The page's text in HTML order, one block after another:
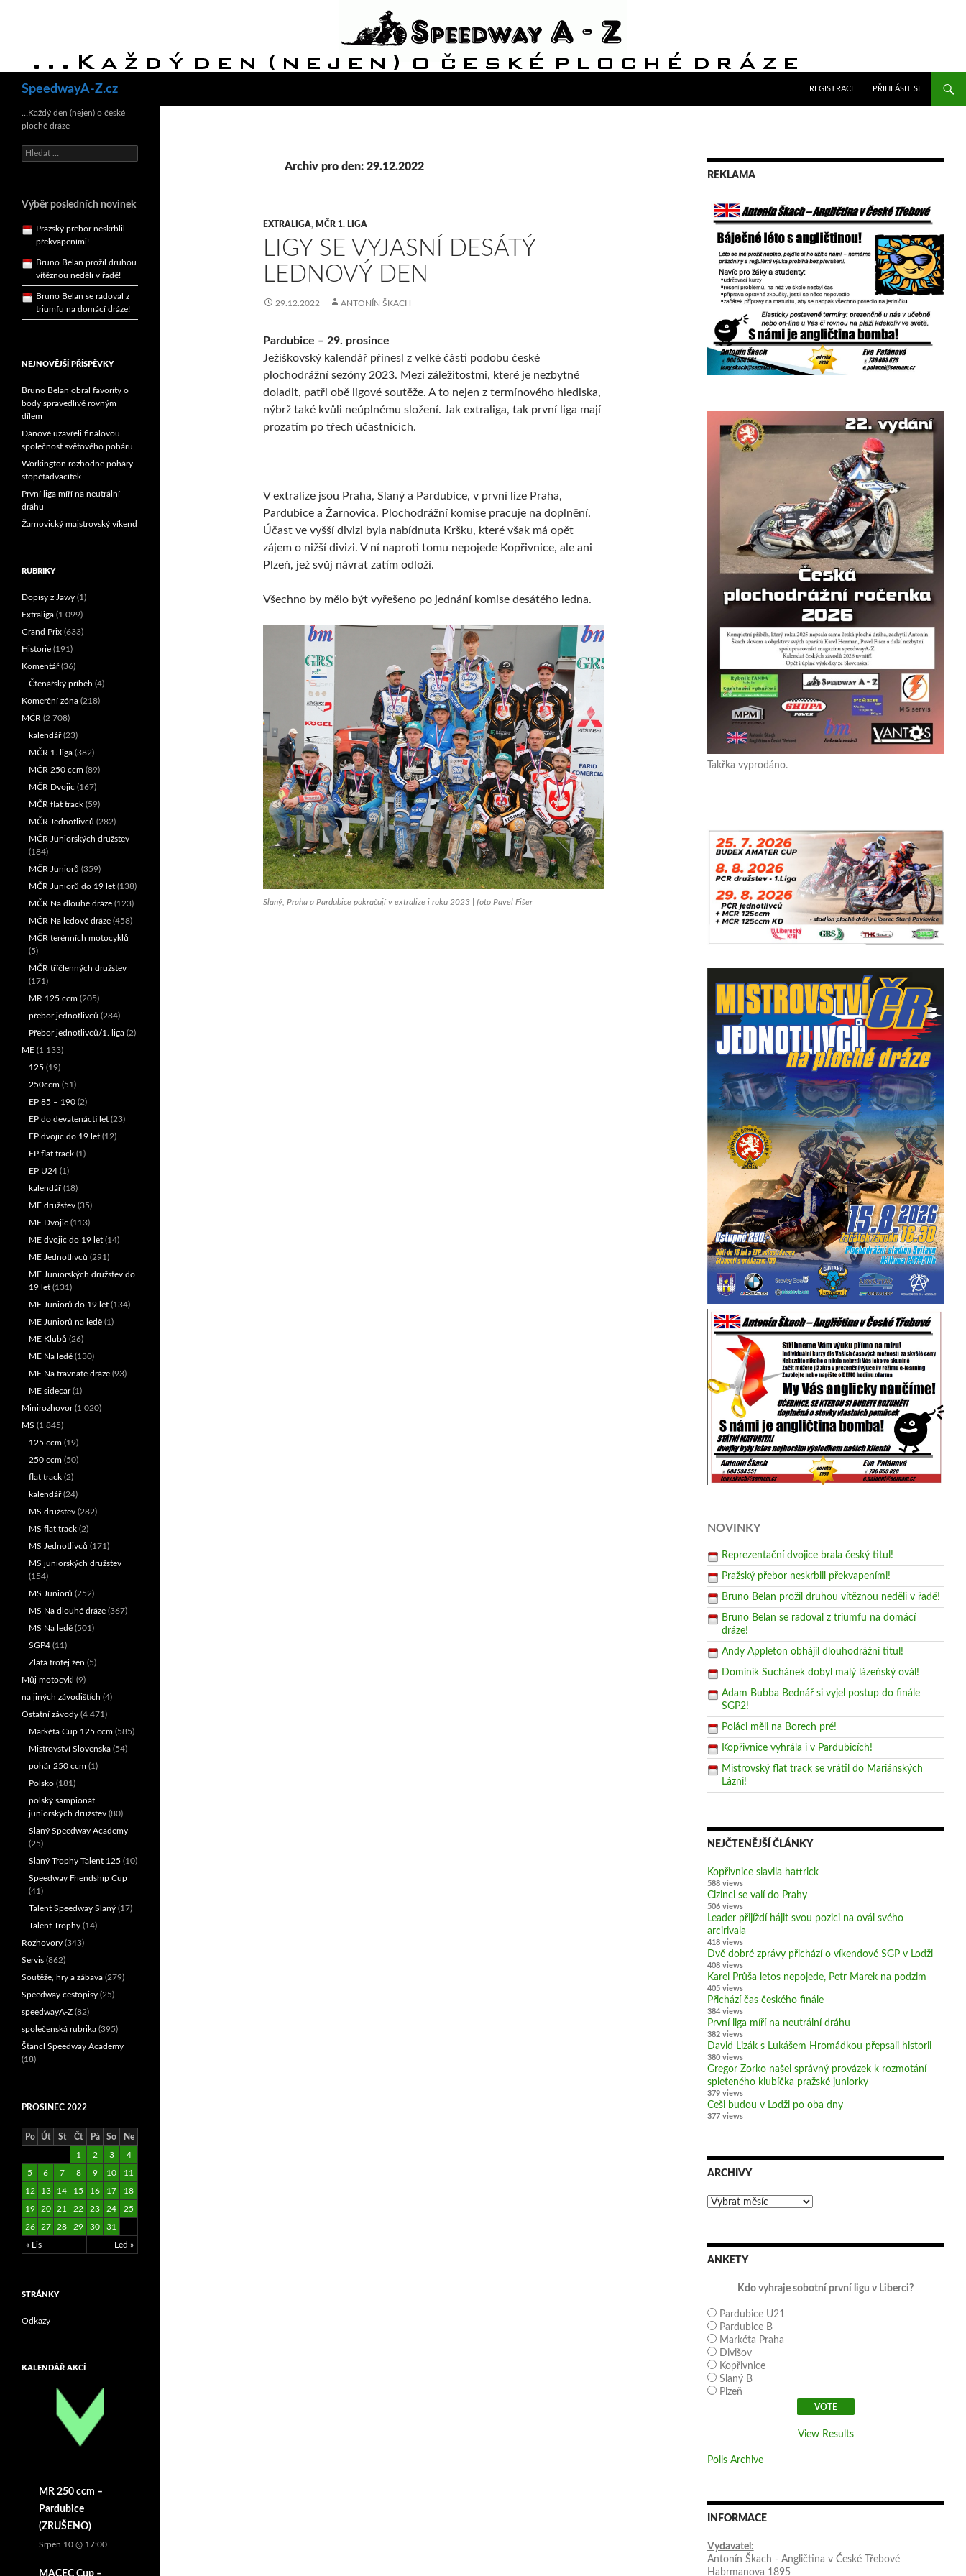
SpeedwayA-Z.cz
REGISTRACE
PŘIHLÁSIT SE
Archiv pro den: 29.12.2022
EXTRALIGA, MČR 1. LIGA
LIGY SE VYJASNÍ DESÁTÝ
LEDNOVÝ DEN
29.12.2022 ANTONÍN ŠKACH
Pardubice – 29. prosince
Ježíškovský kalendář přinesl z velké části podobu české
plochodrážní sezóny 2023. Mezi záležitostmi, které je nezbytné
doladit, patři obě ligové soutěže. A to nejen z termínového hlediska,
nýbrž také kvůli neúplnému složení. Jak extraliga, tak první liga mají
prozatím po třech účastnících.
V extralize jsou Praha, Slaný a Pardubice, v první lize Praha,
Pardubice a Žarnovica. Plochodrážní komise pracuje na doplnění.
Účast ve vyšší divizi byla nabídnuta Kršku, které však má opět
zájem o nižší divizi. V ní naproti tomu nepojede Kopřivnice, ale ani
Plzeň, jež svůj návrat zatím odloží.
Všechno by mělo být vyřešeno po jednání komise desátého ledna.
Slaný, Praha a Pardubice pokračují v extralize i roku 2023 | foto Pavel Fišer
REKLAMA
Takřka vyprodáno.
NOVINKY
Reprezentační dvojice brala český titul!
Pražský přebor neskrblil překvapeními!
Bruno Belan prožil druhou vítěznou neděli v řadě!
Bruno Belan se radoval z triumfu na domácí
dráze!
Andy Appleton obhájil dlouhodrážní titul!
Dominik Suchánek dobyl malý lázeňský ovál!
Adam Bubba Bednář si vyjel postup do finále
SGP2!
Poláci měli na Borech pré!
Kopřivnice vyhrála i v Pardubicích!
Mistrovský flat track se vrátil do Mariánských
Lázní!
NEJČTENĚJŠÍ ČLÁNKY
Kopřivnice slavila hattrick
588 views
Cizinci se valí do Prahy
506 views
Leader přijíždí hájit svou pozici na ovál svého
arcirivala
418 views
Dvě dobré zprávy přichází o víkendové SGP v Lodži
408 views
Karel Průša letos nepojede, Petr Marek na podzim
405 views
Přichází čas českého finále
384 views
První liga míří na neutrální dráhu
382 views
David Lizák s Lukášem Hromádkou přepsali historii
380 views
Gregor Zorko našel správný provázek k rozmotání
spleteného klubíčka pražské juniorky
379 views
Češi budou v Lodži po oba dny
377 views
ARCHIVY
Archivy
ANKETY
Kdo vyhraje sobotní první ligu v Liberci?
Pardubice U21
Pardubice B
Markéta Praha
Divišov
Kopřivnice
Slaný B
Plzeň
View Results
Polls Archive
INFORMACE
Vydavatel:
Antonín Škach - Angličtina v České Třebové
Habrmanova 1895
…Každý den (nejen) o české
ploché dráze
Vyhledávání
Výběr posledních novinek
triumfu na domácí dráze!
dlouhodrážní titul!
Pražský přebor neskrblil
Bruno Belan prožil druhou
Bruno Belan se radoval z
Andy Appleton obhájil
NEJNOVĚJŠÍ PŘÍSPĚVKY
Bruno Belan obral favority o
body spravedlivě rovným
dílem
Dánové uzavřeli finálovou
společnost světového poháru
Workington rozhodne poháry
stopětadvacítek
První liga míří na neutrální
dráhu
Žarnovický majstrovský víkend
RUBRIKY
Dopisy z Jawy (1)
Extraliga (1 099)
Grand Prix (633)
Historie (191)
Komentář(36)
Čtenářský příběh (4)
Komerční zóna (218)
MČR (2 708)
kalendář(23)
MČR 1. liga (382)
MČR 250 ccm (89)
MČR Dvojic (167)
MČR flat track (59)
MČR Jednotlivců (282)
MČR Juniorských družstev
(184)
MČR Juniorů (359)
MČR Juniorů do 19 let (138)
MČR Na dlouhé dráze (123)
MČR Na ledové dráze (458)
MČR terénních motocyklů
(5)
MČR tříčlenných družstev
(171)
MR 125 ccm (205)
přebor jednotlivců (284)
Přebor jednotlivců/1. liga (2)
ME (1 133)
125 (19)
250ccm (51)
EP 85 – 190 (2)
EP do devatenácti let (23)
EP dvojic do 19 let (12)
EP flat track (1)
EP U24 (1)
kalendář(18)
ME družstev (35)
ME Dvojic (113)
ME dvojic do 19 let (14)
ME Jednotlivců (291)
ME Juniorských družstev do
19 let (131)
ME Juniorů do 19 let (134)
ME Juniorů na ledě (1)
ME Klubů (26)
ME Na ledě (130)
ME Na travnaté dráze (93)
ME sidecar(1)
Minirozhovor(1 020)
MS (1 845)
125 ccm (19)
250 ccm (50)
flat track (2)
kalendář(24)
MS družstev (282)
MS flat track (2)
MS Jednotlivců (171)
MS juniorských družstev
(154)
MS Juniorů (252)
MS Na dlouhé dráze (367)
MS Na ledě (501)
SGP4 (11)
Zlatá trofej žen (5)
Můj motocykl (9)
na jiných závodištích (4)
Ostatní závody (4 471)
Markéta Cup 125 ccm (585)
Mistrovství Slovenska (54)
pohár 250 ccm (1)
Polsko (181)
polský šampionát
juniorských družstev (80)
Slaný Speedway Academy
(25)
Slaný Trophy Talent 125 (10)
Speedway Friendship Cup
(41)
Talent Speedway Slaný (17)
Talent Trophy (14)
Rozhovory (343)
Servis (862)
Soutěže, hry a zábava (279)
Speedway cestopisy (25)
speedwayA-Z (82)
společenská rubrika (395)
Štancl Speedway Academy
(18)
PROSINEC 2022
Po Út St Čt Pá So Ne
« Lis Led »
1 2 3 4
5 6 7 8 9 10 11
12 13 14 15 16 17 18
19 20 21 22 23 24 25
26 27 28 29 30 31
STRÁNKY
Odkazy
KALENDÁŘ AKCÍ
MR 250 ccm –
Pardubice
(ZRUŠENO)
Srpen 10 @ 17:00
MACEC Cup –